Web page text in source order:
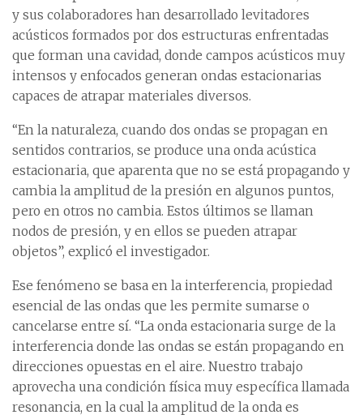
y sus colaboradores han desarrollado levitadores
acústicos formados por dos estructuras enfrentadas
que forman una cavidad, donde campos acústicos muy
intensos y enfocados generan ondas estacionarias
capaces de atrapar materiales diversos.
“En la naturaleza, cuando dos ondas se propagan en
sentidos contrarios, se produce una onda acústica
estacionaria, que aparenta que no se está propagando y
cambia la amplitud de la presión en algunos puntos,
pero en otros no cambia. Estos últimos se llaman
nodos de presión, y en ellos se pueden atrapar
objetos”, explicó el investigador.
Ese fenómeno se basa en la interferencia, propiedad
esencial de las ondas que les permite sumarse o
cancelarse entre sí. “La onda estacionaria surge de la
interferencia donde las ondas se están propagando en
direcciones opuestas en el aire. Nuestro trabajo
aprovecha una condición física muy específica llamada
resonancia, en la cual la amplitud de la onda es